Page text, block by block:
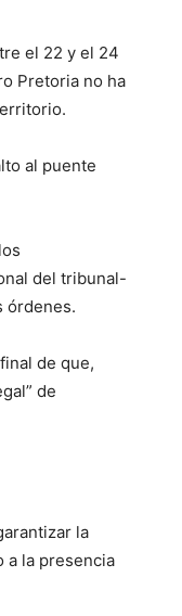
el 22 y el 24
Pretoria no ha
al puente
del tribunal-
órdenes.
de que,
de
la
a la presencia